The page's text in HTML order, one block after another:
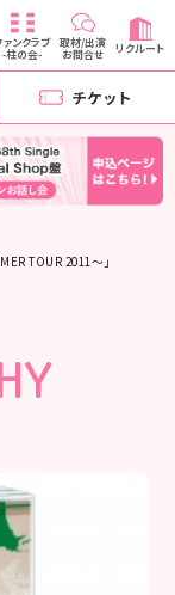
ァンクラブ
-柱の会-
取材/出演
お問合せ リクルート
チケット
TOUR 2011～」